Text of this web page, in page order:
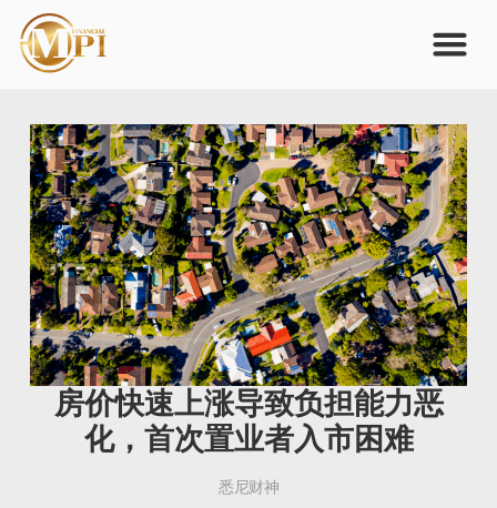
房价快速上涨导致负担能力恶
化，首次置业者入市困难
悉尼财神